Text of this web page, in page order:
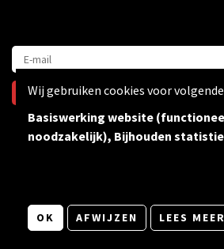
Wij gebruiken cookies voor
Basiswerking website
noodzakelijk), Bijhouden
OK AFWIJZEN LEES MEER